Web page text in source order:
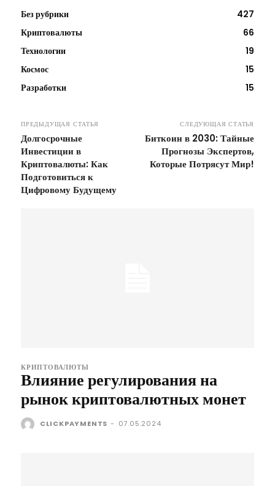
Без рубрики
427
Криптовалюты
66
Технологии
19
Космос
15
Разработки
15
ПРЕДЫДУЩАЯ СТАТЬЯ
Долгосрочные
Инвестиции в
Криптовалюты: Как
Подготовиться к
Цифровому Будущему
СЛЕДУЮЩАЯ СТАТЬЯ
Биткоин в 2030: Тайные
Прогнозы Экспертов,
Которые Потрясут Мир!
КРИПТОВАЛЮТЫ
Влияние регулирования на
рынок криптовалютных монет
CLICKPAYMENTS - 07.05.2024